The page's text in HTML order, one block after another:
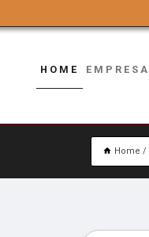
HOME EMPRESA
Home